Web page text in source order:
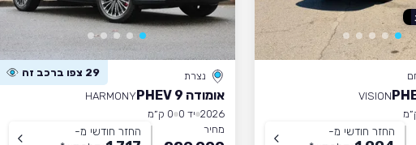
VISION
החזר חודשי מ-
נצרת 29 צפו ברכב זה
אומודה 9 PHEV
HARMONY
2026 יד 0
0 ק״מ
מחיר
החזר חודשי מ-